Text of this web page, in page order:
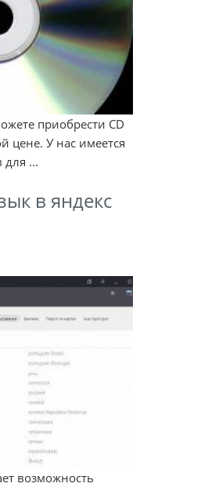
приобрести CD
цене. У нас имеется
...
в яндекс
возможность